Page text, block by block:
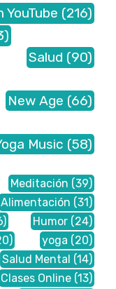
YouTube (216)
Salud (90)
New Age (66)
Music (58)
Meditación (39)
Alimentación (31)
Humor (24)
yoga (20)
Salud Mental (14)
Clases Online (13)